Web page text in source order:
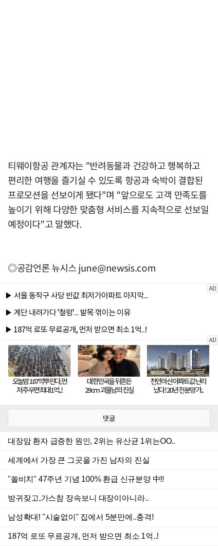
티웨이항공 관계자는 "반려동물과 건강하고 행복하고
편리한 여행을 즐기실 수 있도록 항공과 숙박이 결합된
프로모션을 선보이게 됐다"며 "앞으로도 고객 만족도를
높이기 위해 다양한 맞춤형 서비스를 지속적으로 선보일
예정이다"고 말했다.
◎공감언론 뉴시스june@newsis.com
댓글